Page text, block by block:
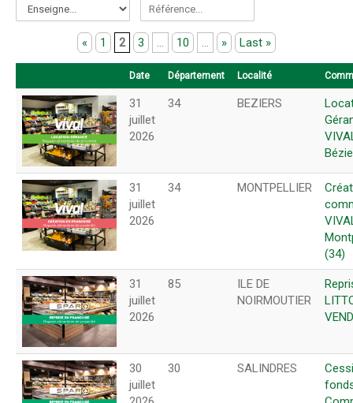
« 1 2 3 10 » Last »
Date Département Localité
31
juillet
2026
34 BEZIERS
31
juillet
2026
34 MONTPELLIER
(34)
31
juillet
2026
85
ILE DE
NOIRMOUTIER
30
juillet
30 SALINDRES